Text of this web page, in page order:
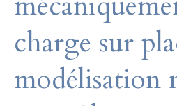
charge sur
modélisation